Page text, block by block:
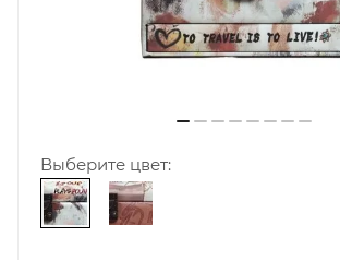
Выберите цвет: